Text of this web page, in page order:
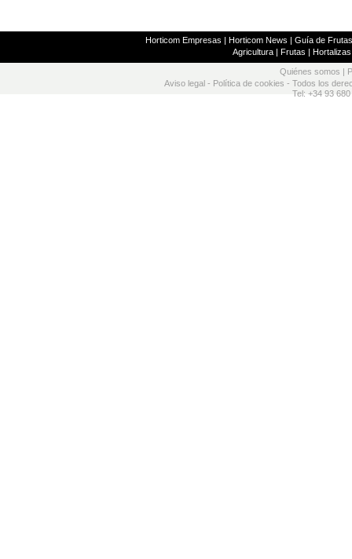
Horticom Empresas | Horticom News | Guía de
Agricultura| Frutas | Hortalizas
Quiénes somos
Aviso legal - Política de cookies - Todos los
Tel: +34 93